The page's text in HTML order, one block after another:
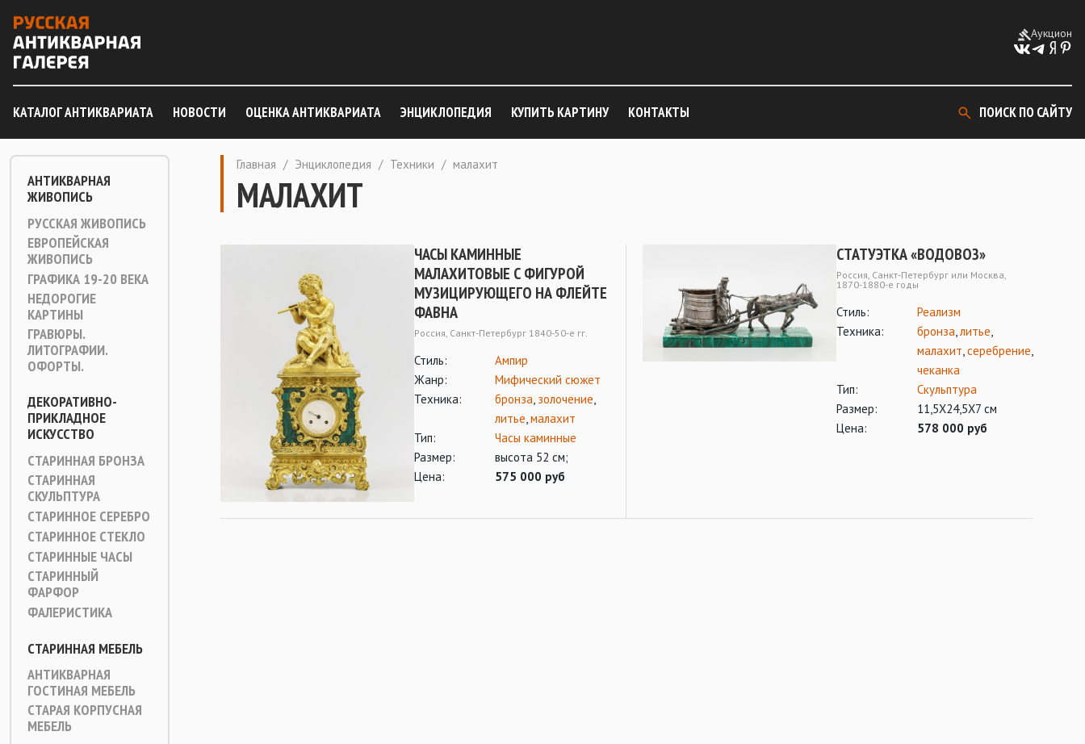
Аукцион
КАТАЛОГ АНТИКВАРИАТА НОВОСТИ ОЦЕНКА АНТИКВАРИАТА ЭНЦИКЛОПЕДИЯ КУПИТЬ КАРТИНУ КОНТАКТЫ ПОИСК ПО САЙТУ
АНТИКВАРНАЯ
ЖИВОПИСЬ
РУССКАЯ ЖИВОПИСЬ
ЕВРОПЕЙСКАЯ
ЖИВОПИСЬ
ГРАФИКА 19-20 ВЕКА
НЕДОРОГИЕ
КАРТИНЫ
ГРАВЮРЫ.
ЛИТОГРАФИИ.
ОФОРТЫ.
ДЕКОРАТИВНО-
ПРИКЛАДНОЕ
ИСКУССТВО
СТАРИННАЯ БРОНЗА
СТАРИННАЯ
СКУЛЬПТУРА
СТАРИННОЕ СЕРЕБРО
СТАРИННОЕ СТЕКЛО
СТАРИННЫЕ ЧАСЫ
СТАРИННЫЙ
ФАРФОР
ФАЛЕРИСТИКА
СТАРИННАЯ МЕБЕЛЬ
АНТИКВАРНАЯ
ГОСТИНАЯ МЕБЕЛЬ
СТАРАЯ КОРПУСНАЯ
МЕБЕЛЬ
Главная / Энциклопедия / Техники / малахит
МАЛАХИТ
ЧАСЫ КАМИННЫЕ
МАЛАХИТОВЫЕ С ФИГУРОЙ
МУЗИЦИРУЮЩЕГО НА ФЛЕЙТЕ
ФАВНА
Россия, Санкт-Петербург 1840-50-е гг.
Стиль:
Ампир
Жанр:
Мифический сюжет
Техника:
бронза, золочение,
литье,малахит
Тип:
Часы каминные
Размер:
высота 52 см;
Цена:
575 000 руб
СТАТУЭТКА «ВОДОВОЗ»
Россия, Санкт-Петербург или Москва,
1870-1880-е годы
Стиль:
Реализм
Техника:
бронза,литье,
малахит,серебрение,
чеканка
Тип:
Скульптура
Размер:
11,5Х24,5Х7 см
Цена:
578 000 руб